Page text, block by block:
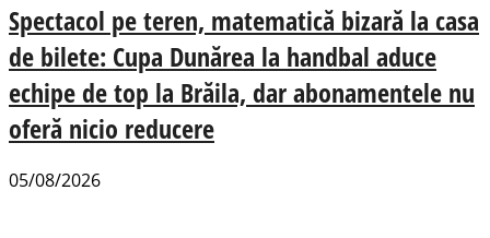
Spectacol pe teren, matematică bizară la casa
de bilete: Cupa Dunărea la handbal aduce
echipe de top la Brăila, dar abonamentele nu
oferă nicio reducere
05/08/2026